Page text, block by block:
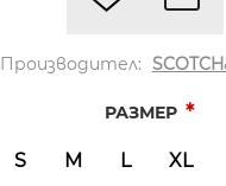
Производител:
РАЗМЕР *
S M L XL